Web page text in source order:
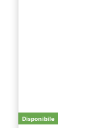
Disponibile